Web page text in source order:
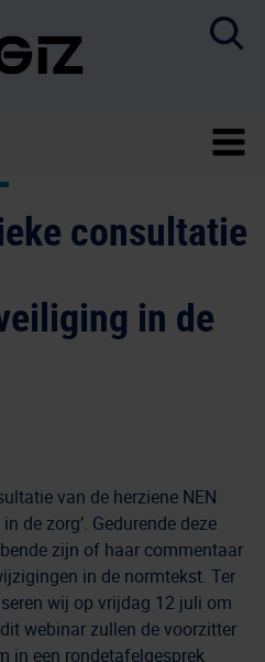
consultatie
in de
van de herziene NEN
de zorg’. Gedurende deze
zijn of haar commentaar
in de normtekst. Ter
wij op vrijdag 12 juli om
webinar zullen de voorzitter
in een rondetafelgesprek